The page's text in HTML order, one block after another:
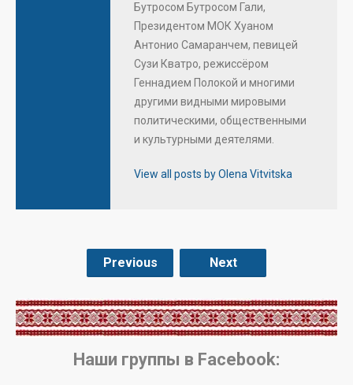
Бутросом Бутросом Гали,
Президентом МОК Хуаном
Антонио Самаранчем, певицей
Сузи Кватро, режиссёром
Геннадием Полокой и многими
другими видными мировыми
политическими, общественными
и культурными деятелями.
View all posts by Olena Vitvitska
Previous Next
.
Наши группы в Facebook: